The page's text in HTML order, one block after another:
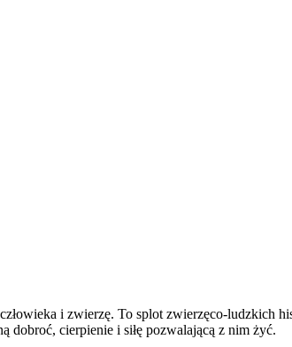
i zwierzę. To splot zwierzęco-ludzkich
dobroć, cierpienie i siłę pozwalającą z nim żyć.